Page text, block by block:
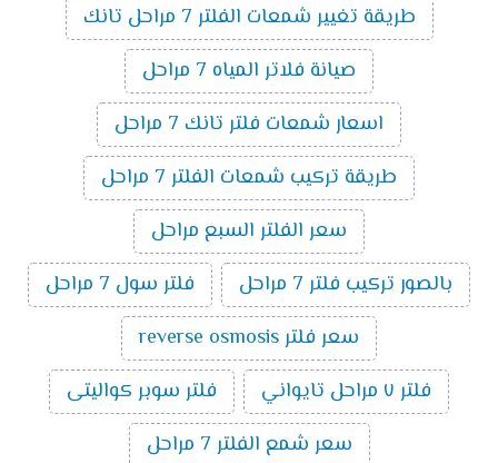
طريقة تغيير شمعات الفلتر 7 مراحل تانك
صيانة فلاتر المياه 7 مراحل
اسعار شمعات فلتر تانك 7 مراحل
طريقة تركيب شمعات الفلتر 7 مراحل
سعر الفلتر السبع مراحل
بالصور تركيب فلتر 7 مراحل
فلتر سول 7 مراحل
سعر فلتر reverse osmosis
فلتر ٧ مراحل تايواني
فلتر سوبر كواليتى
سعر شمع الفلتر 7 مراحل